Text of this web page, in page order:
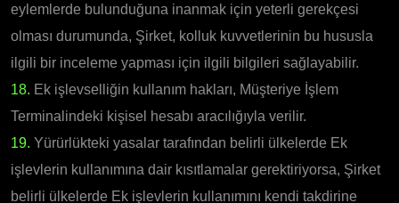
eylemlerde bulunduğuna inanmak için yeterli gerekçesi
olması durumunda, Şirket, kolluk kuvvetlerinin bu hususla
ilgili bir inceleme yapması için ilgili bilgileri sağlayabilir.
18. Ek işlevselliğin kullanım hakları, Müşteriye İşlem
Terminalindeki kişisel hesabı aracılığıyla verilir.
19. Yürürlükteki yasalar tarafından belirli ülkelerde Ek
işlevlerin kullanımına dair kısıtlamalar gerektiriyorsa, Şirket
belirli ülkelerde Ek işlevlerin kullanımını kendi takdirine